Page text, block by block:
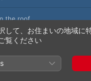
the roof
of the journey
して、お住まいの地域に
覧ください